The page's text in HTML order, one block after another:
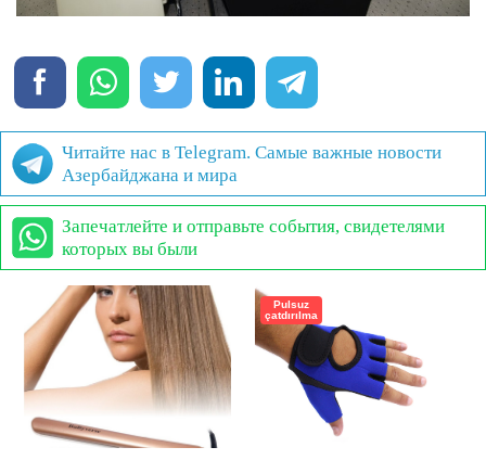
Читайте нас в Telegram. Самые важные новости
Азербайджана и мира
Запечатлейте и отправьте события, свидетелями
которых вы были